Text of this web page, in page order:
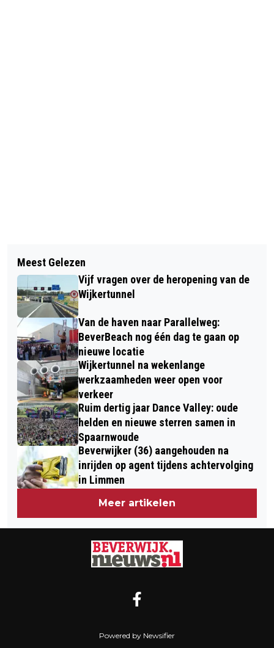
VANDAAG IN HET DUIN #11: OP ZOEK
NAAR DE GROTE ZAAGBEK
EMOTIE BIJ STADSBROUWHUIS BROER
EN ZUS
Meest Gelezen
Vijf vragen over de heropening van de
Wijkertunnel
Van de haven naar Parallelweg:
BeverBeach nog één dag te gaan op
nieuwe locatie
Wijkertunnel na wekenlange
werkzaamheden weer open voor
verkeer
Ruim dertig jaar Dance Valley: oude
helden en nieuwe sterren samen in
Spaarnwoude
Beverwijker (36) aangehouden na
inrijden op agent tijdens achtervolging
in Limmen
Meer artikelen
Powered by Newsifier